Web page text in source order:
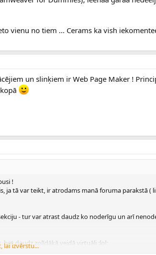
vienu no tiem ... Cerams ka vish
un slinķiem ir Web Page Maker !
!
ja tā var teikt, ir atrodams manā foruma parakstā (
- tur var atrast daudz ko noderīgu un arī
bet daudz zolīdākā veidā virtuāli :lol:
lai izvērstu...